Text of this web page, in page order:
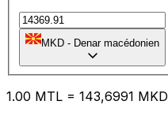
MKD - Denar macédonien
1.00 MTL = 143,6991 MKD